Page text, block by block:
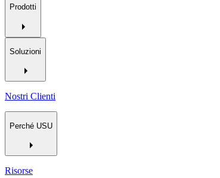
Prodotti
Soluzioni
Nostri Clienti
Perché USU
Risorse